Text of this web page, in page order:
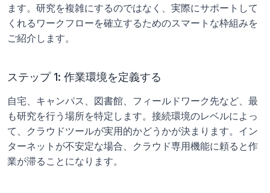
ます。研究を複雑にするのではなく、実際にサポートして
くれるワークフローを確立するためのスマートな枠組みを
ご紹介します。
ステップ 1: 作業環境を定義する
自宅、キャンパス、図書館、フィールドワーク先など、最
も研究を行う場所を特定します。接続環境のレベルによっ
て、クラウドツールが実用的かどうかが決まります。イン
ターネットが不安定な場合、クラウド専用機能に頼ると作
業が滞ることになります。